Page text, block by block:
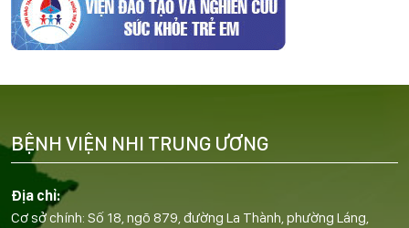
Địa chỉ:
Cơ sở chính: Số 18, ngõ 879, đường La Thành, phường Láng,
BỆNH VIỆN NHI TRUNG ƯƠNG